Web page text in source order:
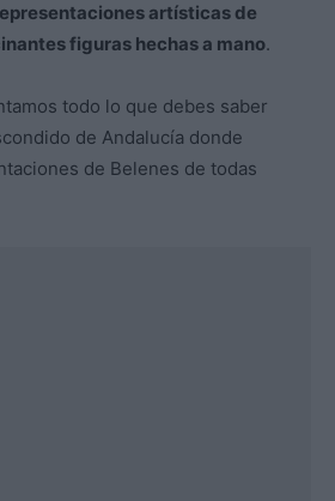
artísticas de
figuras hechas a mano.
todo lo que debes saber
de Andalucía donde
de Belenes de todas